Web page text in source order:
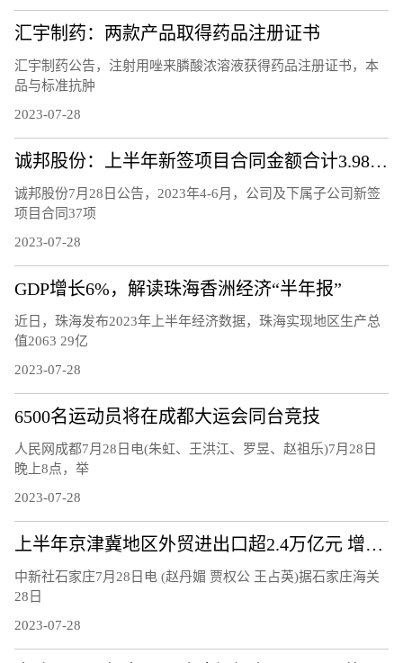
汇宇制药：两款产品取得药品注册证书
汇宇制药公告，注射用唑来膦酸浓溶液获得药品注册证书，本
品与标准抗肿
2023-07-28
诚邦股份：上半年新签项目合同金额合计3.98亿元
诚邦股份7月28日公告，2023年4-6月，公司及下属子公司新签
项目合同37项
2023-07-28
GDP增长6%，解读珠海香洲经济“半年报”
近日，珠海发布2023年上半年经济数据，珠海实现地区生产总
值2063 29亿
2023-07-28
6500名运动员将在成都大运会同台竞技
人民网成都7月28日电(朱虹、王洪江、罗昱、赵祖乐)7月28日
晚上8点，举
2023-07-28
上半年京津冀地区外贸进出口超2.4万亿元 增速高于全国
中新社石家庄7月28日电 (赵丹媚 贾权公 王占英)据石家庄海关
28日
2023-07-28